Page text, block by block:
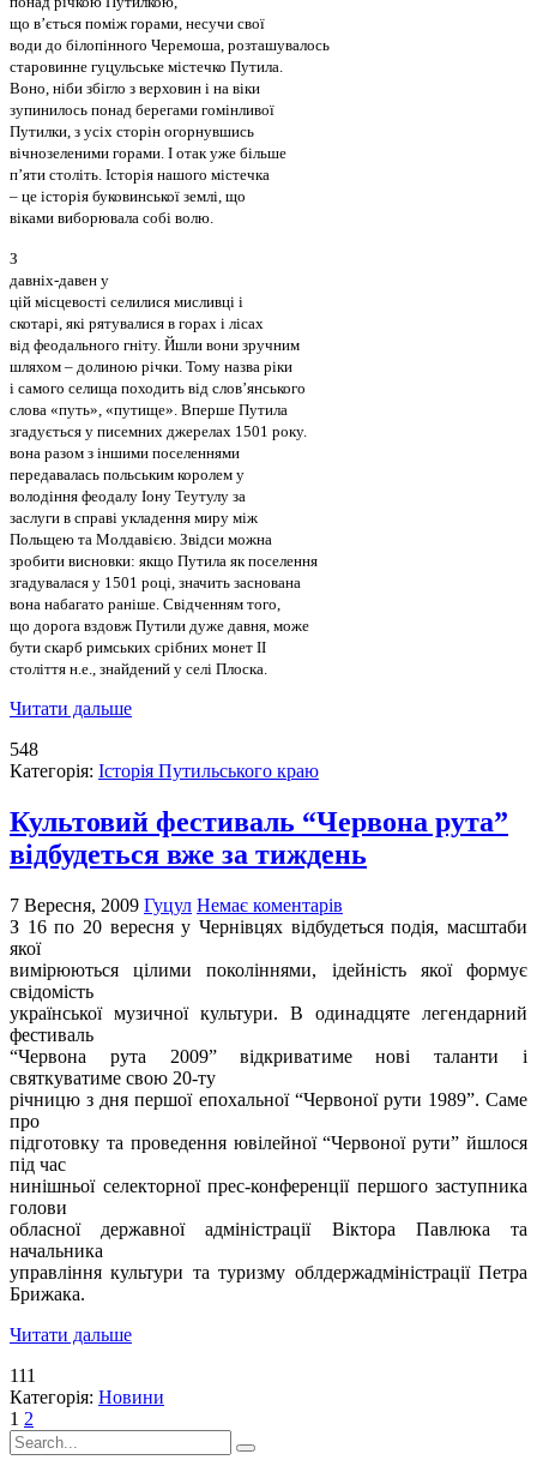
що в’ється поміж горами, несучи свої
води до білопінного Черемоша, розташувалось
старовинне гуцульське містечко Путила.
Воно, ніби збігло з верховин і на віки
зупинилось понад берегами гомінливої
Путилки, з усіх сторін огорнувшись
вічнозеленими горами. І отак уже більше
п’яти століть. Історія нашого містечка
– це історія буковинської землі, що
віками виборювала собі волю.
З
давніх-давен у
цій місцевості селилися мисливці і
скотарі, які рятувалися в горах і лісах
від феодального гніту. Йшли вони зручним
шляхом – долиною річки. Тому назва ріки
і самого селища походить від слов’янського
слова «путь», «путище». Вперше Путила
згадується у писемних джерелах 1501 року.
вона разом з іншими поселеннями
передавалась польським королем у
володіння феодалу Іону Теутулу за
заслуги в справі укладення миру між
Польщею та Молдавією. Звідси можна
зробити висновки: якщо Путила як поселення
згадувалася у 1501 році, значить заснована
вона набагато раніше. Свідченням того,
що дорога вздовж Путили дуже давня, може
бути скарб римських срібних монет ІІ
століття н.е., знайдений у селі Плоска.
Читати дальше
548
Категорія: Історія Путильського краю
Культовий фестиваль “Червона рута”
відбудеться вже за тиждень
7 Вересня, 2009 Гуцул Немає коментарів
З 16 по 20 вересня у Чернівцях відбудеться подія, масштаби
якої
вимірюються цілими поколіннями, ідейність якої формує
свідомість
української музичної культури. В одинадцяте легендарний
фестиваль
“Червона рута 2009” відкриватиме нові таланти і
святкуватиме свою 20-ту
річницю з дня першої епохальної “Червоної рути 1989”. Саме
про
підготовку та проведення ювілейної “Червоної рути” йшлося
під час
нинішньої селекторної прес-конференції першого заступника
голови
обласної державної адміністрації Віктора Павлюка та
начальника
управління культури та туризму облдержадміністрації Петра
Брижака.
Читати дальше
111
Категорія: Новини
1 2